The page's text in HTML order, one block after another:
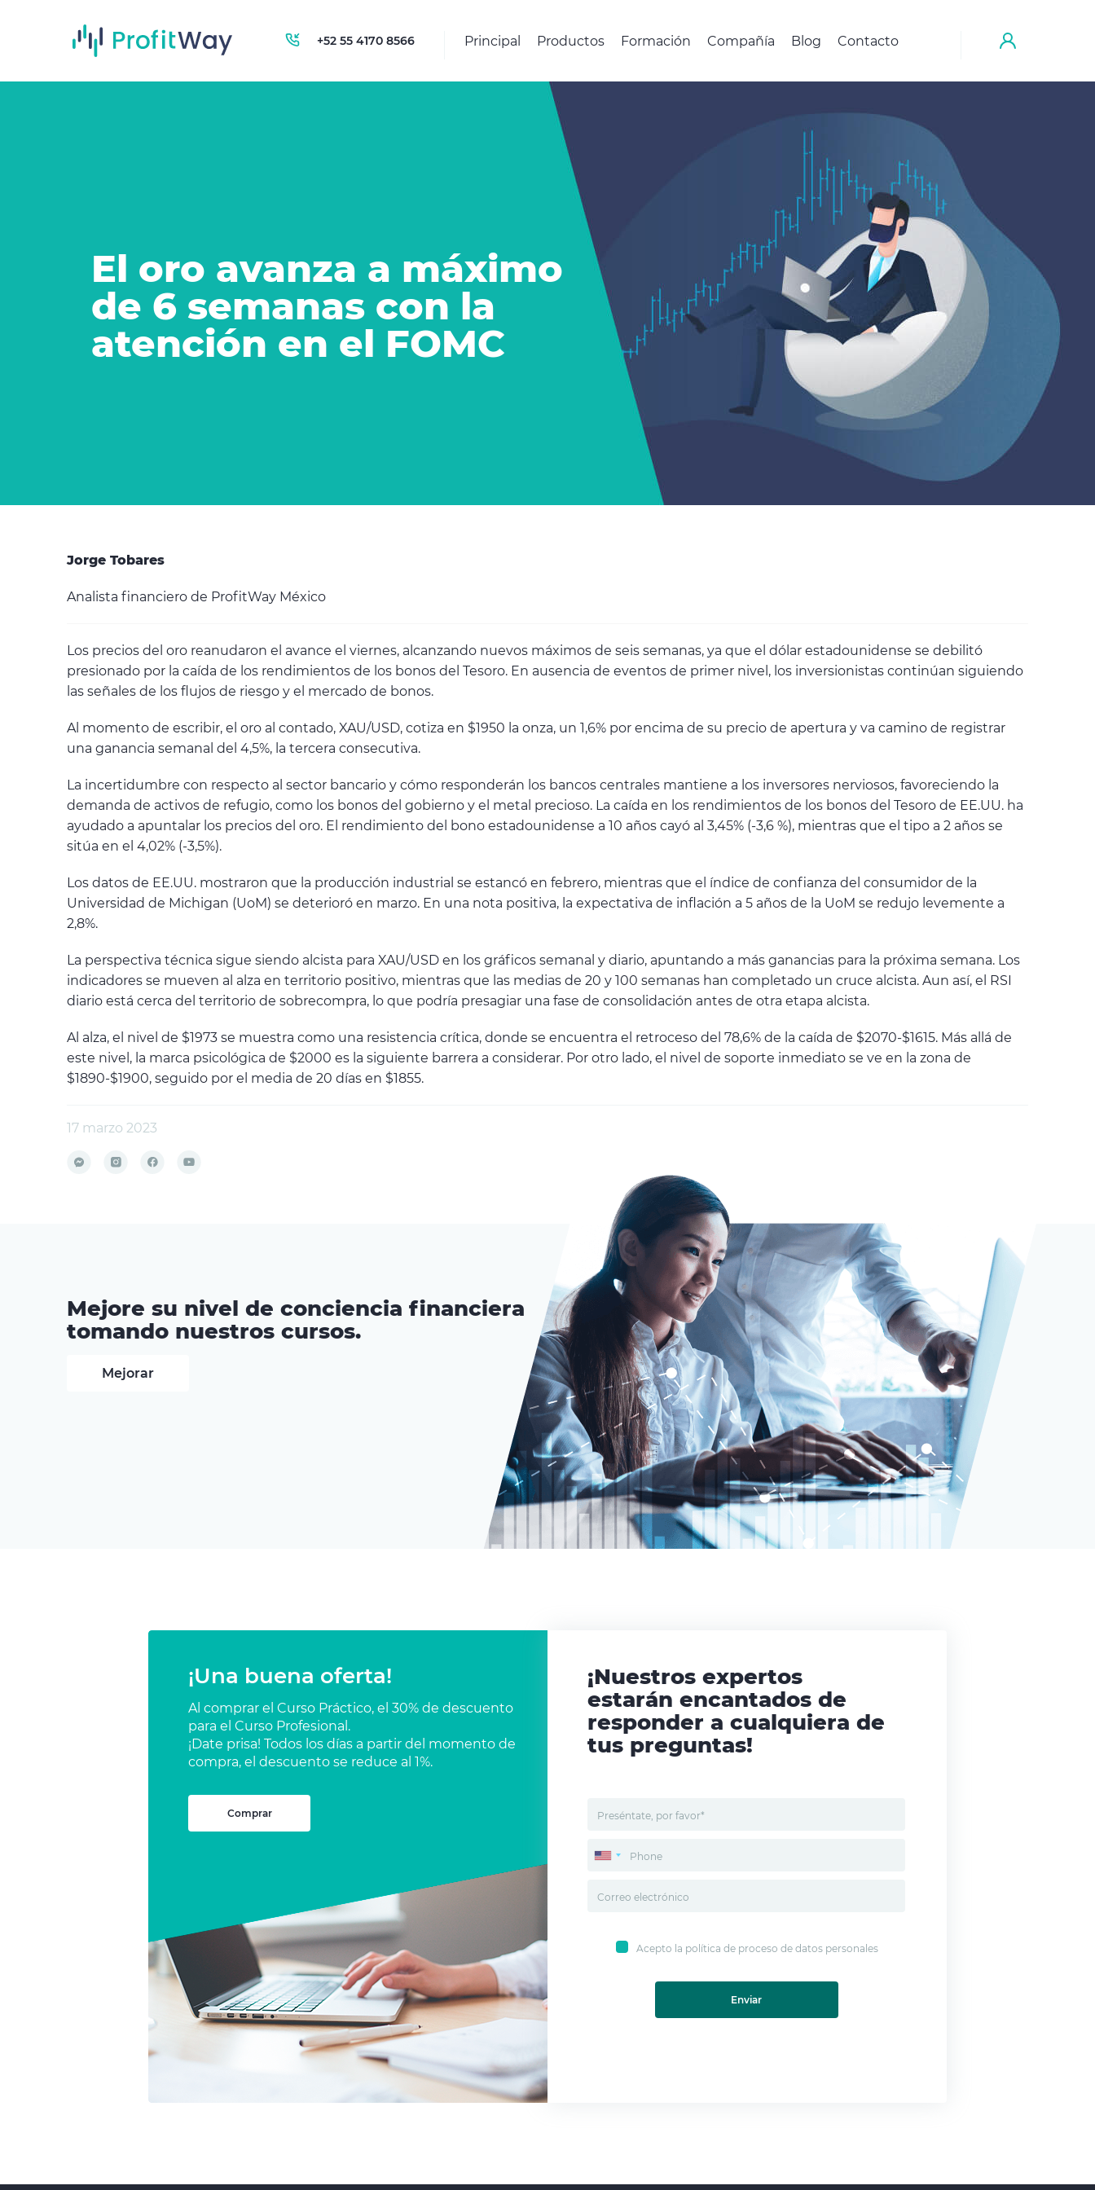
El oro avanza a máximo
de 6 semanas con la
atención en el FOMC
Jorge Tobares
Analista financiero de ProfitWay México
Los precios del oro reanudaron el avance el viernes, alcanzando nuevos máximos de seis semanas, ya que el dólar estadounidense se debilitó
presionado por la caída de los rendimientos de los bonos del Tesoro. En ausencia de eventos de primer nivel, los inversionistas continúan siguiendo
las señales de los flujos de riesgo y el mercado de bonos.
Al momento de escribir, el oro al contado, XAU/USD, cotiza en $1950 la onza, un 1,6% por encima de su precio de apertura y va camino de registrar
una ganancia semanal del 4,5%, la tercera consecutiva.
La incertidumbre con respecto al sector bancario y cómo responderán los bancos centrales mantiene a los inversores nerviosos, favoreciendo la
demanda de activos de refugio, como los bonos del gobierno y el metal precioso. La caída en los rendimientos de los bonos del Tesoro de EE.UU. ha
ayudado a apuntalar los precios del oro. El rendimiento del bono estadounidense a 10 años cayó al 3,45% (-3,6 %), mientras que el tipo a 2 años se
sitúa en el 4,02% (-3,5%).
Los datos de EE.UU. mostraron que la producción industrial se estancó en febrero, mientras que el índice de confianza del consumidor de la
Universidad de Michigan (UoM) se deterioró en marzo. En una nota positiva, la expectativa de inflación a 5 años de la UoM se redujo levemente a
2,8%.
La perspectiva técnica sigue siendo alcista para XAU/USD en los gráficos semanal y diario, apuntando a más ganancias para la próxima semana. Los
indicadores se mueven al alza en territorio positivo, mientras que las medias de 20 y 100 semanas han completado un cruce alcista. Aun así, el RSI
diario está cerca del territorio de sobrecompra, lo que podría presagiar una fase de consolidación antes de otra etapa alcista.
Al alza, el nivel de $1973 se muestra como una resistencia crítica, donde se encuentra el retroceso del 78,6% de la caída de $2070-$1615. Más allá de
este nivel, la marca psicológica de $2000 es la siguiente barrera a considerar. Por otro lado, el nivel de soporte inmediato se ve en la zona de
$1890-$1900, seguido por el media de 20 días en $1855.
17 marzo 2023
Mejore su nivel de conciencia financiera
tomando nuestros cursos.
Mejorar
¡Una buena oferta!
Al comprar el Curso Práctico, el 30% de descuento
para el Curso Profesional.
¡Date prisa! Todos los días a partir del momento de
compra, el descuento se reduce al 1%.
Comprar
¡Nuestros expertos
estarán encantados de
responder a cualquiera de
tus preguntas!
Acepto la política de proceso de datos personales
Enviar
+52 55 4170 8566 Principal Productos Formación Compañía Blog Contacto